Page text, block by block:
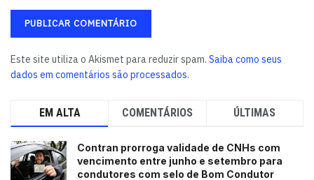
indispensável para que a terapia seja conduzida de forma
segura, responsável e personalizada. “Mais do que temer
recurso terapêutico valioso, desde que usado de forma
responsável e individualizada. Informação de qualidade e
mulheres nesse momento da vida”, finaliza.
Sobre o Dr. Jorge Valente
Médico pós-graduado em medicina ortomolecular e em
Este site utiliza o Akismet para reduzir spam. Saiba como seus
dados em comentários são processados.
EM ALTA COMENTÁRIOS ÚLTIMAS
Contran prorroga validade de CNHs com
vencimento entre junho e setembro para
condutores com selo de Bom Condutor